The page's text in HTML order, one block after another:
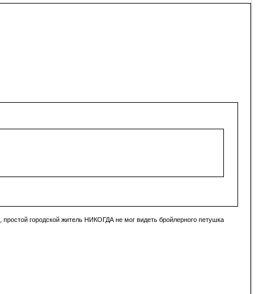
городской житель НИКОГДА не мог видеть бройлерного петушка